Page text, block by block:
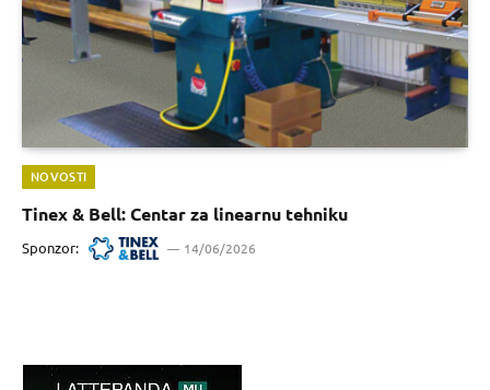
NOVOSTI
Tinex & Bell: Centar za linearnu tehniku
Sponzor: 14/06/2026